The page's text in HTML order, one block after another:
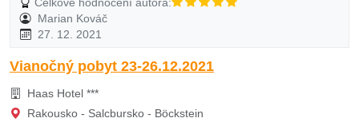
Marian Kováč
27. 12. 2021
Vianočný pobyt 23-26.12.2021
Haas Hotel ***
Rakousko - Salcbursko - Böckstein